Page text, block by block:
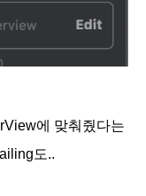
에 맞춰줬다는
도..